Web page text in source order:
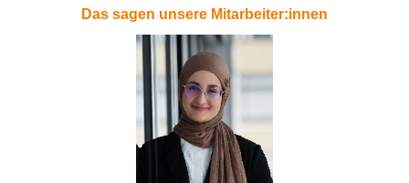
Das sagen unsere Mitarbeiter:innen